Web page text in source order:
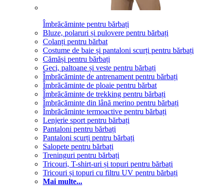
Îmbrăcăminte pentru bărbați
Bluze, polaruri și pulovere pentru bărbați
Colanți pentru bărbat
Costume de baie și pantaloni scurți pentru bărbați
Cămăși pentru bărbați
Geci, paltoane și veste pentru bărbați
Îmbrăcăminte de antrenament pentru bărbați
Îmbrăcăminte de ploaie pentru bărbat
Îmbrăcăminte de trekking pentru bărbați
Îmbrăcăminte din lână merino pentru bărbați
Îmbrăcăminte termoactive pentru bărbați
Lenjerie sport pentru bărbați
Pantaloni pentru bărbați
Pantaloni scurți pentru bărbați
Salopete pentru bărbați
Treninguri pentru bărbați
Tricouri, T-shirt-uri și topuri pentru bărbați
Tricouri și topuri cu filtru UV pentru bărbați
Mai multe...